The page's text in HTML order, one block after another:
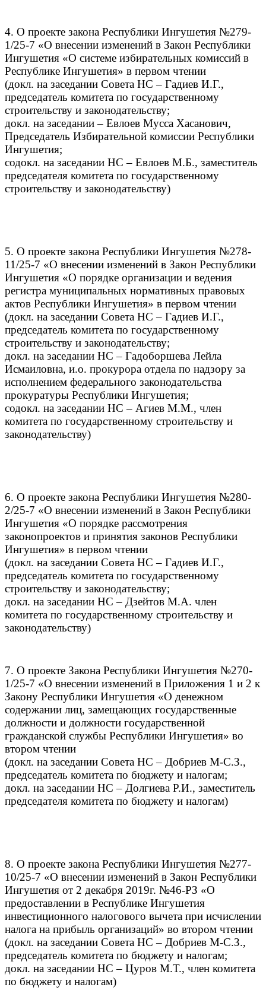
4. О проекте закона Республики Ингушетия №279-
1/25-7 «О внесении изменений в Закон Республики
Ингушетия «О системе избирательных комиссий в
Республике Ингушетия» в первом чтении
(докл. на заседании Совета НС – Гадиев И.Г.,
председатель комитета по государственному
строительству и законодательству;
докл. на заседании – Евлоев Мусса Хасанович,
Председатель Избирательной комиссии Республики
Ингушетия;
содокл. на заседании НС – Евлоев М.Б., заместитель
председателя комитета по государственному
строительству и законодательству)
5. О проекте закона Республики Ингушетия №278-
11/25-7 «О внесении изменений в Закон Республики
Ингушетия «О порядке организации и ведения
регистра муниципальных нормативных правовых
актов Республики Ингушетия» в первом чтении
(докл. на заседании Совета НС – Гадиев И.Г.,
председатель комитета по государственному
строительству и законодательству;
докл. на заседании НС – Гадоборшева Лейла
Исмаиловна, и.о. прокурора отдела по надзору за
исполнением федерального законодательства
прокуратуры Республики Ингушетия;
содокл. на заседании НС – Агиев М.М., член
комитета по государственному строительству и
законодательству)
6. О проекте закона Республики Ингушетия №280-
2/25-7 «О внесении изменений в Закон Республики
Ингушетия «О порядке рассмотрения
законопроектов и принятия законов Республики
Ингушетия» в первом чтении
(докл. на заседании Совета НС – Гадиев И.Г.,
председатель комитета по государственному
строительству и законодательству;
докл. на заседании НС – Дзейтов М.А. член
комитета по государственному строительству и
законодательству)
7. О проекте Закона Республики Ингушетия №270-
1/25-7 «О внесении изменений в Приложения 1 и 2 к
Закону Республики Ингушетия «О денежном
содержании лиц, замещающих государственные
должности и должности государственной
гражданской службы Республики Ингушетия» во
втором чтении
(докл. на заседании Совета НС – Добриев М-С.З.,
председатель комитета по бюджету и налогам;
докл. на заседании НС – Долгиева Р.И., заместитель
председателя комитета по бюджету и налогам)
8. О проекте закона Республики Ингушетия №277-
10/25-7 «О внесении изменений в Закон Республики
Ингушетия от 2 декабря 2019г. №46-РЗ «О
предоставлении в Республике Ингушетия
инвестиционного налогового вычета при исчислении
налога на прибыль организаций» во втором чтении
(докл. на заседании Совета НС – Добриев М-С.З.,
председатель комитета по бюджету и налогам;
докл. на заседании НС – Цуров М.Т., член комитета
по бюджету и налогам)